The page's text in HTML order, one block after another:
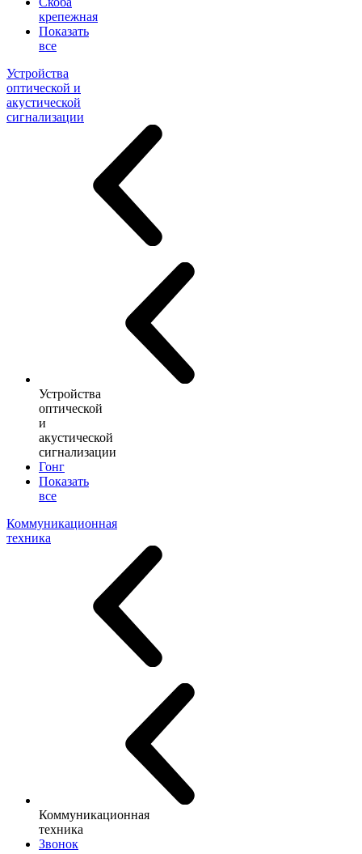
крепежная
Показать
все
Устройства
оптической и
акустической
сигнализации
Устройства
оптической
и
акустической
сигнализации
Гонг
Показать
все
Коммуникационная
техника
Коммуникационная
техника
Звонок